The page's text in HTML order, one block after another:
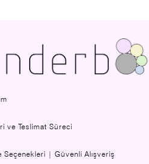
ve Teslimat Süreci
Seçenekleri | Güvenli Alışveriş